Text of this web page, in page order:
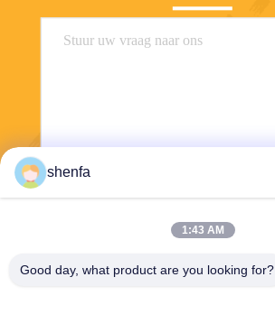
shenfa
1:43 AM
Good day, what product are you looking for?